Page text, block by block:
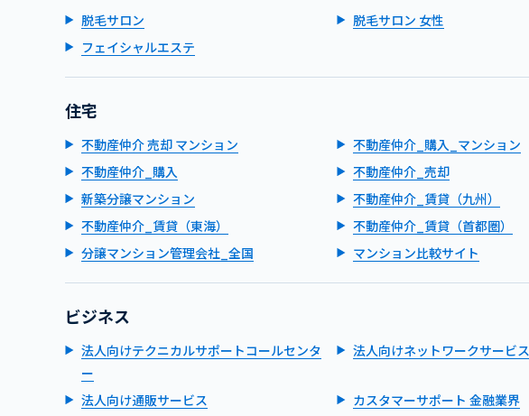
脱毛サロン 脱毛サロン 女性
フェイシャルエステ
住宅
不動産仲介 売却 マンション 不動産仲介_購入_マンション
不動産仲介_購入
不動産仲介_売却
新築分譲マンション
不動産仲介_賃貸（九州）
不動産仲介_賃貸（東海）
不動産仲介_賃貸（首都圏）
分譲マンション管理会社_全国
マンション比較サイト
ビジネス
法人向けテクニカルサポートコールセンタ
ー
法人向けネットワークサービス
法人向け通販サービス カスタマーサポート 金融業界